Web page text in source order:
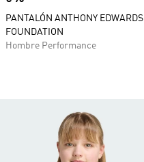
PANTALÓN ANTHONY EDWARDS
FOUNDATION
Hombre Performance